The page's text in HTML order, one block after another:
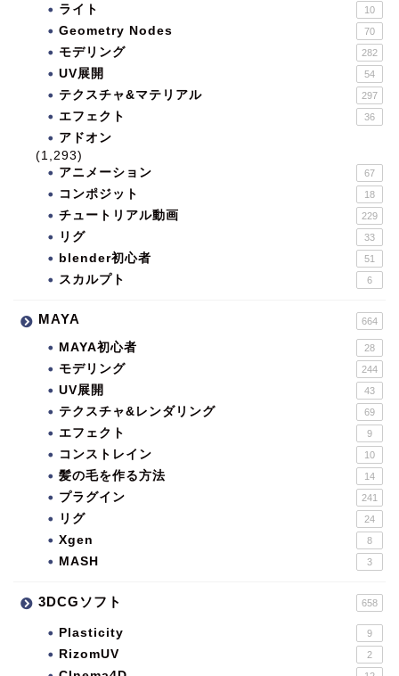
ライト 10
Geometry Nodes 70
モデリング 282
UV展開 54
テクスチャ&マテリアル 297
エフェクト 36
アドオン
(1,293)
アニメーション
67
コンポジット 18
チュートリアル動画 229
リグ 33
blender初心者 51
スカルプト 6
MAYA 664
MAYA初心者 28
モデリング 244
UV展開 43
テクスチャ&レンダリング 69
エフェクト 9
コンストレイン 10
髪の毛を作る方法 14
プラグイン 241
リグ 24
Xgen 8
MASH 3
3DCGソフト 658
Plasticity 9
RizomUV 2